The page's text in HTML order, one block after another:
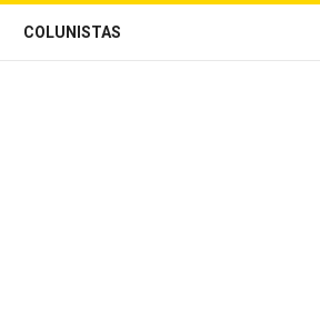
COLUNISTAS